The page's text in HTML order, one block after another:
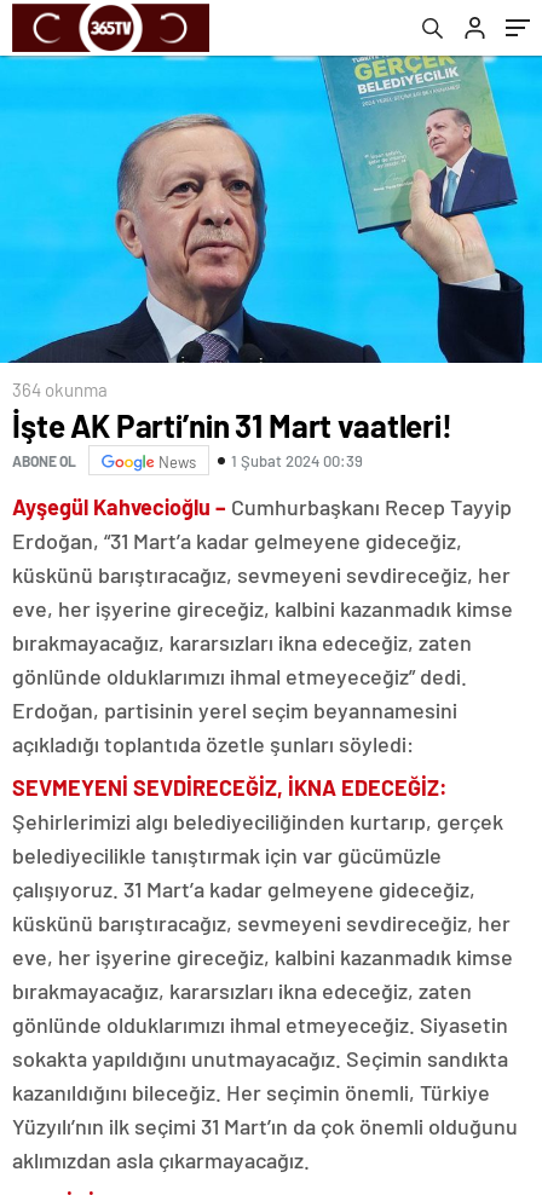
364 okunma
İşte AK Parti’nin 31 Mart vaatleri!
ABONE OL News 1 Şubat 2024 00:39
Ayşegül Kahvecioğlu – Cumhurbaşkanı Recep Tayyip
Erdoğan, “31 Mart’a kadar gelmeyene gideceğiz,
küskünü barıştıracağız, sevmeyeni sevdireceğiz, her
eve, her işyerine gireceğiz, kalbini kazanmadık kimse
bırakmayacağız, kararsızları ikna edeceğiz, zaten
gönlünde olduklarımızı ihmal etmeyeceğiz” dedi.
Erdoğan, partisinin yerel seçim beyannamesini
açıkladığı toplantıda özetle şunları söyledi:
SEVMEYENİ SEVDİRECEĞİZ, İKNA EDECEĞİZ:
Şehirlerimizi algı belediyeciliğinden kurtarıp, gerçek
belediyecilikle tanıştırmak için var gücümüzle
çalışıyoruz. 31 Mart’a kadar gelmeyene gideceğiz,
küskünü barıştıracağız, sevmeyeni sevdireceğiz, her
eve, her işyerine gireceğiz, kalbini kazanmadık kimse
bırakmayacağız, kararsızları ikna edeceğiz, zaten
gönlünde olduklarımızı ihmal etmeyeceğiz. Siyasetin
sokakta yapıldığını unutmayacağız. Seçimin sandıkta
kazanıldığını bileceğiz. Her seçimin önemli, Türkiye
Yüzyılı’nın ilk seçimi 31 Mart’ın da çok önemli olduğunu
aklımızdan asla çıkarmayacağız.